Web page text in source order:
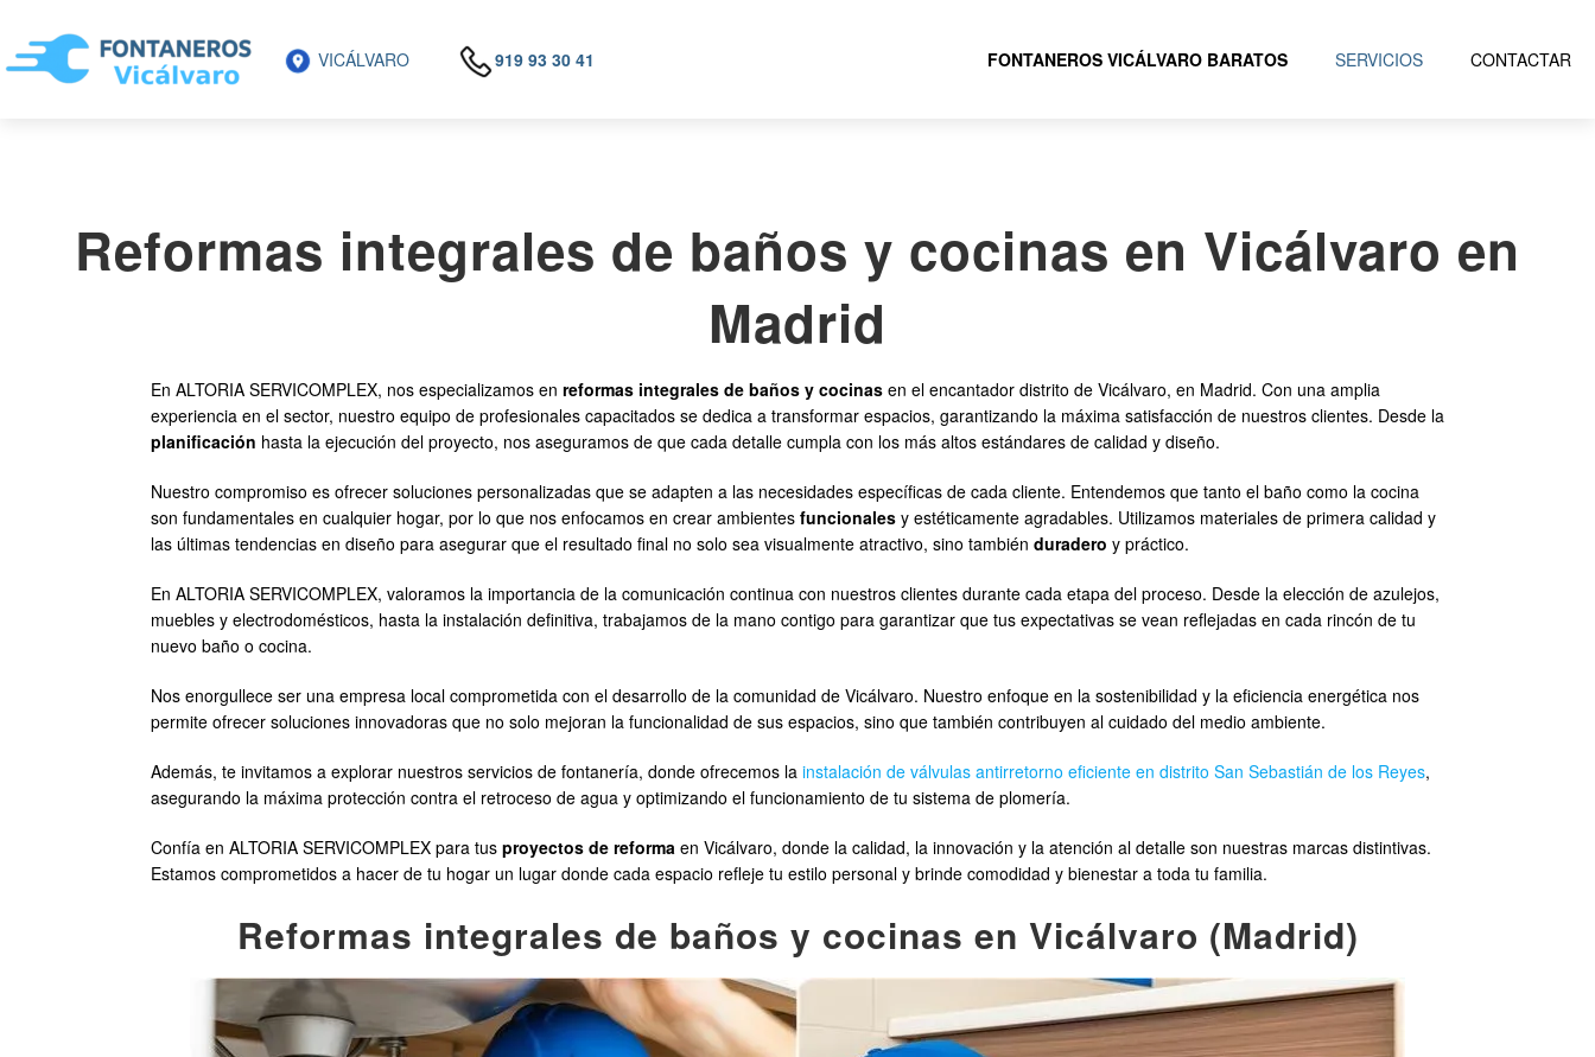
VICÁLVARO 919 93 30 41 FONTANEROS VICÁLVARO BARATOS SERVICIOS CONTACTAR
Reformas integrales de baños y cocinas en Vicálvaro en
Madrid
En ALTORIA SERVICOMPLEX, nos especializamos en reformas integrales de baños y cocinas en el encantador distrito de Vicálvaro, en Madrid. Con una amplia
experiencia en el sector, nuestro equipo de profesionales capacitados se dedica a transformar espacios, garantizando la máxima satisfacción de nuestros clientes. Desde la
planificación hasta la ejecución del proyecto, nos aseguramos de que cada detalle cumpla con los más altos estándares de calidad y diseño.
Nuestro compromiso es ofrecer soluciones personalizadas que se adapten a las necesidades específicas de cada cliente. Entendemos que tanto el baño como la cocina
son fundamentales en cualquier hogar, por lo que nos enfocamos en crear ambientes funcionales y estéticamente agradables. Utilizamos materiales de primera calidad y
las últimas tendencias en diseño para asegurar que el resultado final no solo sea visualmente atractivo, sino también duradero y práctico.
En ALTORIA SERVICOMPLEX, valoramos la importancia de la comunicación continua con nuestros clientes durante cada etapa del proceso. Desde la elección de azulejos,
muebles y electrodomésticos, hasta la instalación definitiva, trabajamos de la mano contigo para garantizar que tus expectativas se vean reflejadas en cada rincón de tu
nuevo baño o cocina.
Nos enorgullece ser una empresa local comprometida con el desarrollo de la comunidad de Vicálvaro. Nuestro enfoque en la sostenibilidad y la eficiencia energética nos
permite ofrecer soluciones innovadoras que no solo mejoran la funcionalidad de sus espacios, sino que también contribuyen al cuidado del medio ambiente.
Además, te invitamos a explorar nuestros servicios de fontanería, donde ofrecemos la instalación de válvulas antirretorno eficiente en distrito San Sebastián de los Reyes,
asegurando la máxima protección contra el retroceso de agua y optimizando el funcionamiento de tu sistema de plomería.
Confía en ALTORIA SERVICOMPLEX para tus proyectos de reforma en Vicálvaro, donde la calidad, la innovación y la atención al detalle son nuestras marcas distintivas.
Estamos comprometidos a hacer de tu hogar un lugar donde cada espacio refleje tu estilo personal y brinde comodidad y bienestar a toda tu familia.
Reformas integrales de baños y cocinas en Vicálvaro (Madrid)